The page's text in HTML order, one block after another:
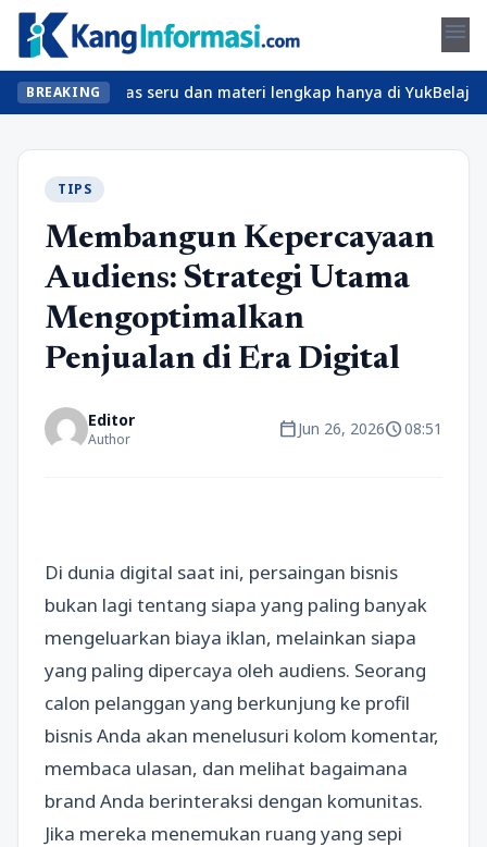
menu
BREAKING
kelas seru dan materi lengkap hanya di
TIPS
Membangun Kepercayaan
Audiens: Strategi Utama
Mengoptimalkan
Penjualan di Era Digital
Editor
Author calendar_todayJun 26, 2026schedule08:51
Di dunia digital saat ini, persaingan bisnis
bukan lagi tentang siapa yang paling banyak
mengeluarkan biaya iklan, melainkan siapa
yang paling dipercaya oleh audiens. Seorang
calon pelanggan yang berkunjung ke profil
bisnis Anda akan menelusuri kolom komentar,
membaca ulasan, dan melihat bagaimana
brand Anda berinteraksi dengan komunitas.
Jika mereka menemukan ruang yang sepi